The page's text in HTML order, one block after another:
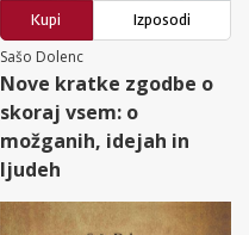
Kupi
Izposodi
Sašo Dolenc
Nove kratke zgodbe o
skoraj vsem: o
možganih, idejah in
ljudeh